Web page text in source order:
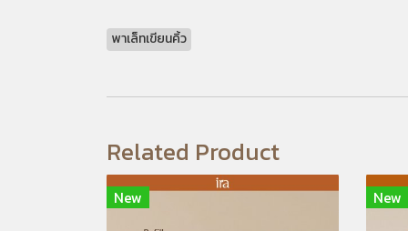
พาเล็ทเขียนคิ้ว
Related Product
New New